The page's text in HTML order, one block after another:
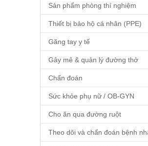
Sản phẩm phòng thí nghiệm
Thiết bị bảo hộ cá nhân (PPE)
Găng tay y tế
Gây mê & quản lý đường thở
Chẩn đoán
Sức khỏe phụ nữ / OB-GYN
Cho ăn qua đường ruột
Theo dõi và chẩn đoán bệnh